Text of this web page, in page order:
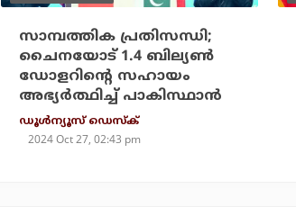
സാമ്പത്തിക പ്രതിസന്ധി;
ചൈനയോട് 1.4 ബില്യണ്‍
ഡോളറിന്റെ സഹായം
അഭ്യര്‍ത്ഥിച്ച് പാകിസ്ഥാന്‍
ഡൂള്‍ന്യൂസ് ഡെസ്‌ക്
2024 Oct 27, 02:43 pm